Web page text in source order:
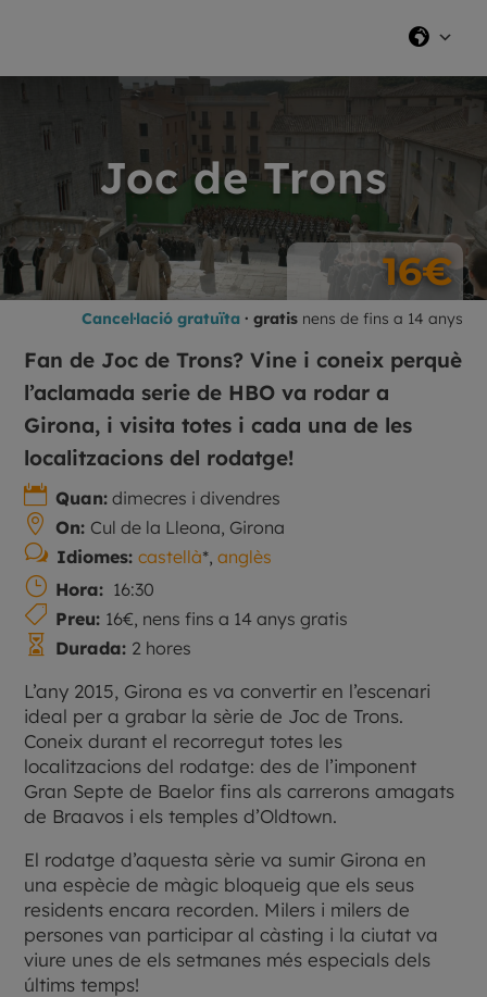
Joc de Trons
16€
Cancel·lació gratuïta· gratisnens de fins a 14 anys
Fan de Joc de Trons? Vine i coneix perquè
l’aclamada serie de HBO va rodar a
Girona, i visita totes i cada una de les
localitzacions del rodatge!
 Quan: dimecres i divendres
 On: Cul de la Lleona, Girona
w Idiomes:castellà*,anglès
} Hora: 16:30
 Preu: 16€, nens fins a 14 anys gratis
 Durada: 2 hores
L’any 2015, Girona es va convertir en l’escenari
ideal per a grabar la sèrie de Joc de Trons.
Coneix durant el recorregut totes les
localitzacions del rodatge: des de l’imponent
Gran Septe de Baelor fins als carrerons amagats
de Braavos i els temples d’Oldtown.
El rodatge d’aquesta sèrie va sumir Girona en
una espècie de màgic bloqueig que els seus
residents encara recorden. Milers i milers de
persones van participar al càsting i la ciutat va
viure unes de els setmanes més especials dels
últims temps!